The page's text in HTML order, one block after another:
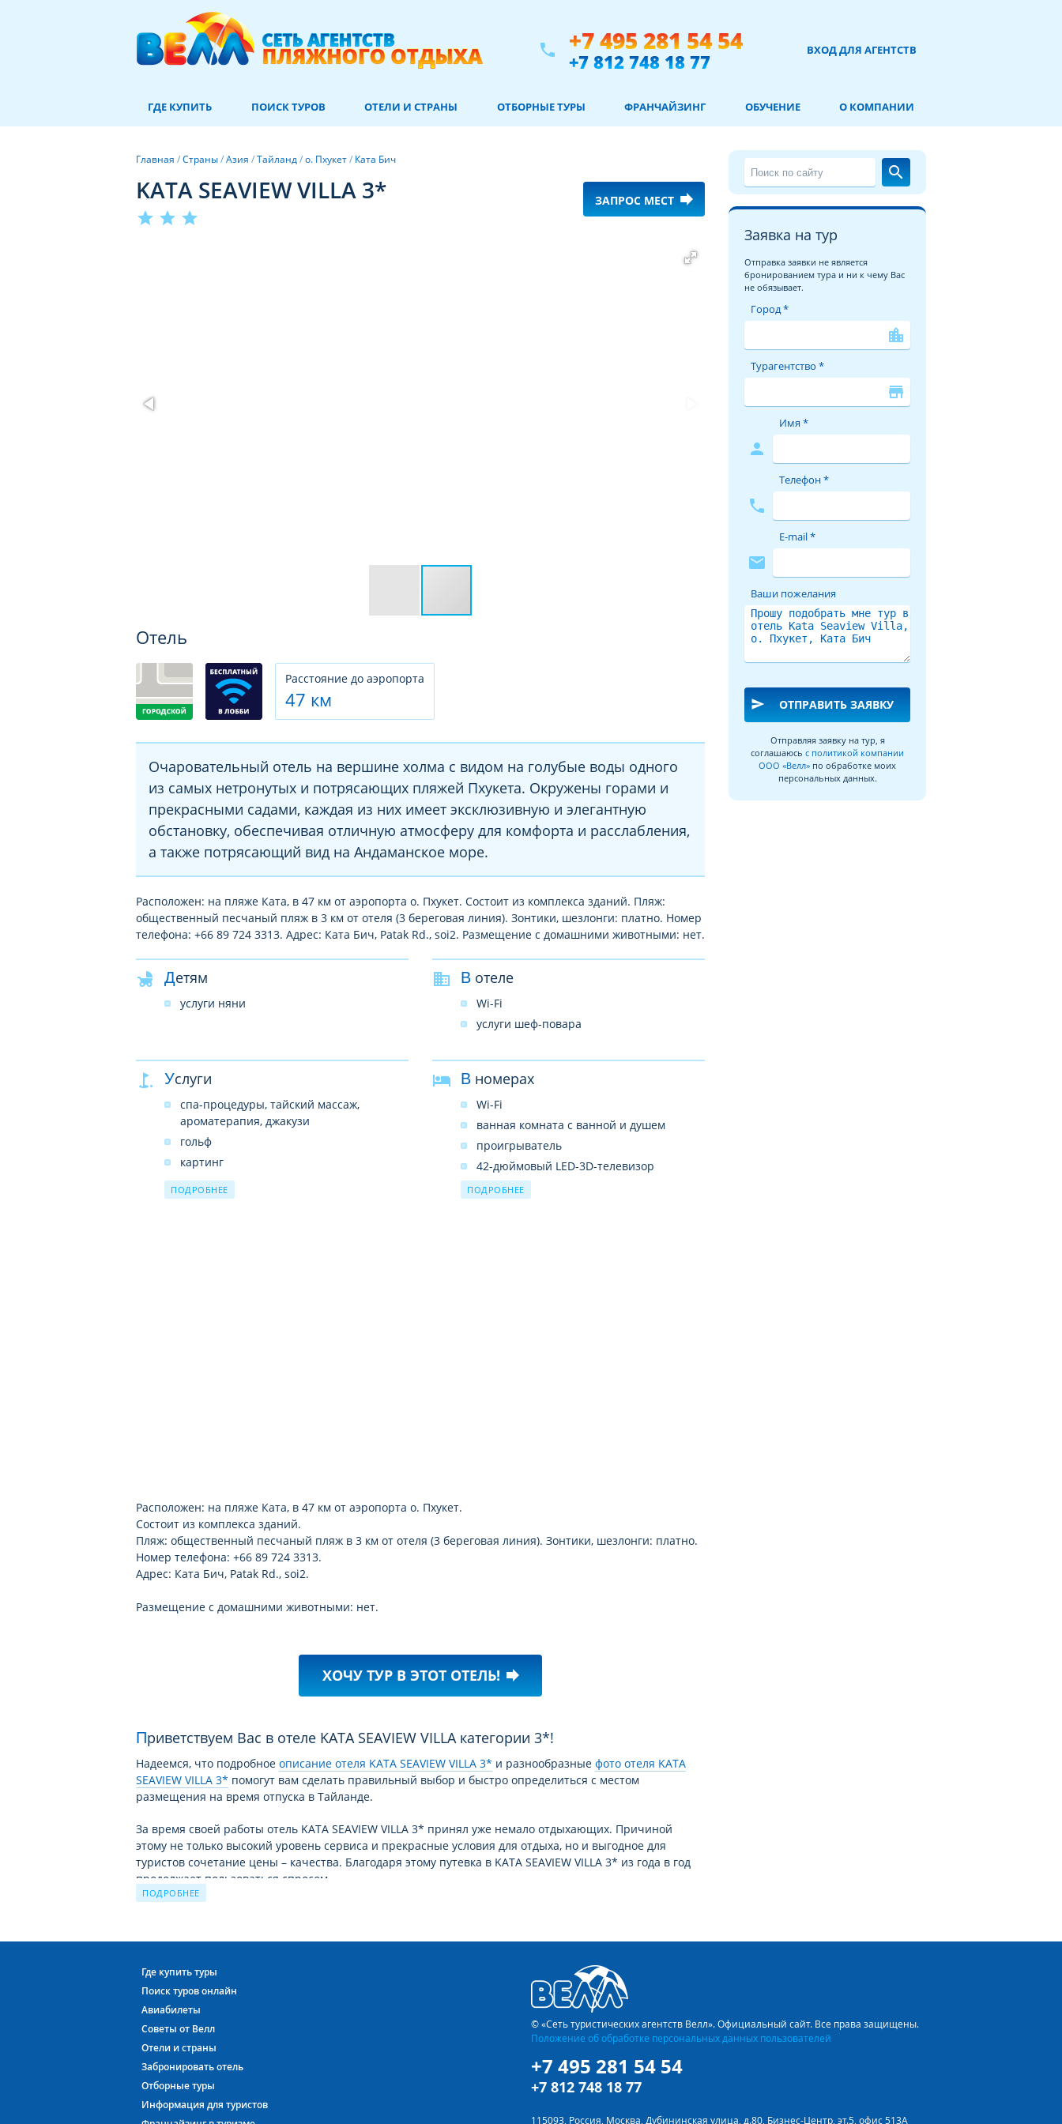
phone +7 495 281 54 54
+7 812 748 18 77 ВХОД ДЛЯ АГЕНТСТВ
ГДЕ КУПИТЬ ПОИСК ТУРОВ ОТЕЛИ И СТРАНЫ ОТБОРНЫЕ ТУРЫ ФРАНЧАЙЗИНГ ОБУЧЕНИЕ О КОМПАНИИ
Главная /Страны/Азия /Тайланд/о. Пхукет/ Ката Бич
KATA SEAVIEW VILLA 3*
star star star
ЗАПРОС МЕСТ forward
Отель
Расстояние до аэропорта
47 км
Очаровательный отель на вершине холма с видом на голубые воды одного
из самых нетронутых и потрясающих пляжей Пхукета. Окружены горами и
прекрасными садами, каждая из них имеет эксклюзивную и элегантную
обстановку, обеспечивая отличную атмосферу для комфорта и расслабления,
а также потрясающий вид на Андаманское море.
Расположен: на пляже Ката, в 47 км от аэропорта о. Пхукет. Состоит из комплекса зданий. Пляж:
общественный песчаный пляж в 3 км от отеля (3 береговая линия). Зонтики, шезлонги: платно. Номер
телефона: +66 89 724 3313. Адрес: Ката Бич, Patak Rd., soi2. Размещение с домашними животными: нет.
Детям
услуги няни
В отеле
Wi-Fi
услуги шеф-повара
Услуги
спа-процедуры, тайский массаж,
ароматерапия, джакузи
гольф
картинг
зорбинг
тайский спорт
ПОДРОБНЕЕ
В номерах
Wi-Fi
ванная комната с ванной и душем
проигрыватель
42-дюймовый LED-3D-телевизор
потолочный вентилятор
ПОДРОБНЕЕ
Расположен: на пляже Ката, в 47 км от аэропорта о. Пхукет.
Состоит из комплекса зданий.
Пляж: общественный песчаный пляж в 3 км от отеля (3 береговая линия). Зонтики, шезлонги: платно.
Номер телефона: +66 89 724 3313.
Адрес: Ката Бич, Patak Rd., soi2.
Размещение с домашними животными: нет.
ХОЧУ ТУР В ЭТОТ ОТЕЛЬ! forward
Приветствуем Вас в отеле KATA SEAVIEW VILLA категории 3*!
Надеемся, что подробное описание отеля KATA SEAVIEW VILLA 3* и разнообразные фото отеля KATA
SEAVIEW VILLA 3* помогут вам сделать правильный выбор и быстро определиться с местом
размещения на время отпуска в Тайланде.
За время своей работы отель KATA SEAVIEW VILLA 3* принял уже немало отдыхающих. Причиной
этому не только высокий уровень сервиса и прекрасные условия для отдыха, но и выгодное для
туристов сочетание цены – качества. Благодаря этому путевка в KATA SEAVIEW VILLA 3* из года в год
продолжает пользоваться спросом.
SEAVIEW VILLA 3* полностью соответствуют уровню 3 звезды. Вообще, обширная отельная база в
Таиланде можно найти отели от уровня 1 звезды и до эксклюзивных, категории 5* De Lux.
Тайланд ждёт Вас!
Выбрав этот отель, Вы не останетесь без связи с внешним миром, поскольку в Kata Seaview Villa есть
WiFi (Бесплатный в лобби ).
А Тайланд с ВЕЛЛ – это непередаваемо!
Планируете провести свой долгожданный отпуск на песчаных пляжах Сиамского залива и
ПОДРОБНЕЕ
search
Заявка на тур
Отправка заявки не является
бронированием тура и ни к чему Вас
не обязывает.
Город *
location_city
Турагентство *
store
person
Имя *
phone
Телефон *
mail
E-mail *
Ваши пожелания
send ОТПРАВИТЬ ЗАЯВКУ
Отправляя заявку на тур, я
соглашаюсь с политикой компании
ООО «Велл» по обработке моих
персональных данных.
Где купить туры
Поиск туров онлайн
Авиабилеты
Советы от Велл
Отели и страны
Забронировать отель
Отборные туры
Информация для туристов
© «Сеть туристических агентств Велл». Официальный сайт. Все права защищены.
Положение об обработке персональных данных пользователей
+7 495 281 54 54
+7 812 748 18 77
115093, Россия, Москва, Дубининская улица, д.80, Бизнес-Центр, эт.5, офис 513А